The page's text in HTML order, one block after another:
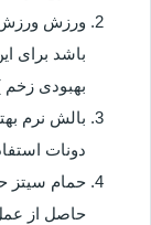
ورزش ورزش
باشد برای
بهبودی زخم
بالش نرم
دونات
حمام سیتز
حاصل از